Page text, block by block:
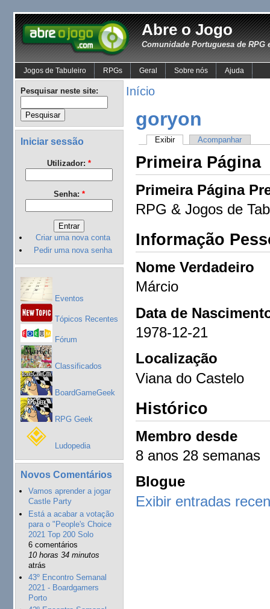
Abre o Jogo
Comunidade Portuguesa de RPG
Jogos de Tabuleiro RPGs Geral Sobre nós Ajuda
Pesquisar neste site:
Iniciar sessão
Utilizador: *
Senha: *
Criar uma nova conta
Pedir uma nova senha
Eventos
Tópicos Recentes
Fórum
Classificados
BoardGameGeek
RPG Geek
Ludopedia
Novos Comentários
Vamos aprender a jogar
Castle Party
Está a acabar a votação
para o "People's Choice
2021 Top 200 Solo
6 comentários
10 horas 34 minutos
atrás
43º Encontro Semanal
2021 - Boardgamers
Porto
Início
goryon
Exibir Acompanhar
Primeira Página
Primeira Página
RPG & Jogos de
Informação
Nome Verdadeiro
Márcio
Data de
1978-12-21
Localização
Viana do Castelo
Histórico
Membro desde
8 anos 28 semanas
Blogue
Exibir entradas